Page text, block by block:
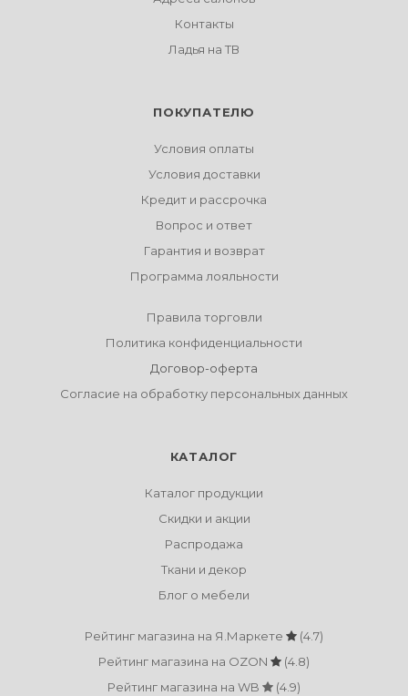
Контакты
Ладья на ТВ
ПОКУПАТЕЛЮ
Условия оплаты
Условия доставки
Кредит и рассрочка
Вопрос и ответ
Гарантия и возврат
Программа лояльности
Правила торговли
Политика конфиденциальности
Договор-оферта
Согласие на обработку персональных данных
КАТАЛОГ
Каталог продукции
Скидки и акции
Распродажа
Ткани и декор
Блог о мебели
Рейтинг магазина на Я.Маркете
(4.7)
Рейтинг магазина на OZON
(4.8)
Рейтинг магазина на WB
(4.9)